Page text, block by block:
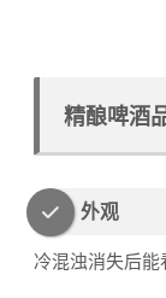
精酿啤酒
外观
冷混浊消失后能